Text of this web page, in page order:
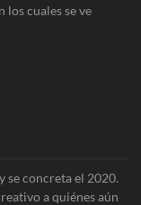
los cuales se ve
se concreta el 2020.
a quiénes aún